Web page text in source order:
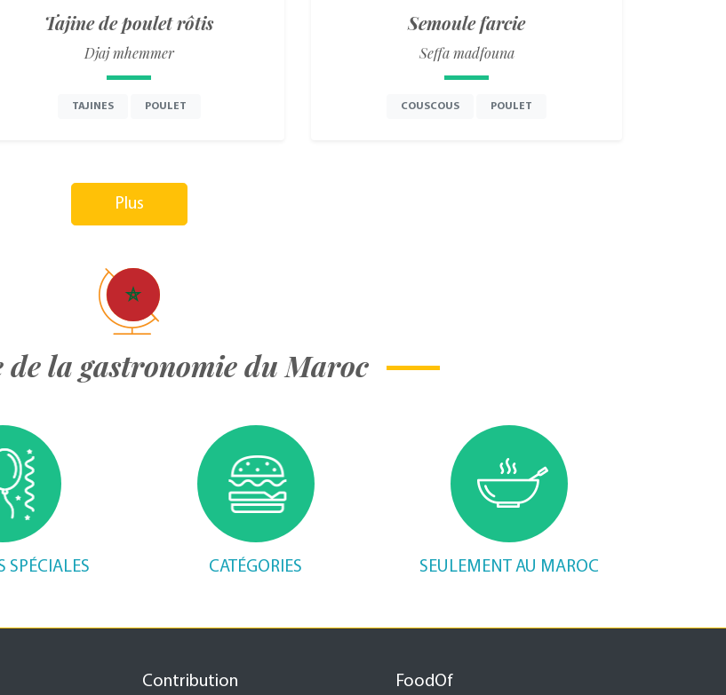
Tajine de poulet rôtis
Djaj mhemmer
TAJINES POULET
Semoule farcie
Seffa madfouna
COUSCOUS POULET
Plus
de la gastronomie du Maroc
SPÉCIALES CATÉGORIES SEULEMENT AU MAROC
Contribution FoodOf